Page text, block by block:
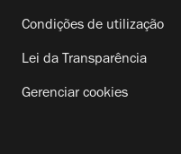
Condições de utilização
Lei da Transparência
Gerenciar cookies